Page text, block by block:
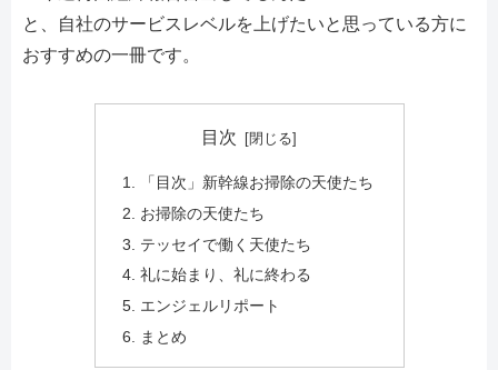
と、自社のサービスレベルを上げたいと思っている方に
おすすめの一冊です。
目次
「目次」新幹線お掃除の天使たち
お掃除の天使たち
テッセイで働く天使たち
礼に始まり、礼に終わる
エンジェルリポート
まとめ